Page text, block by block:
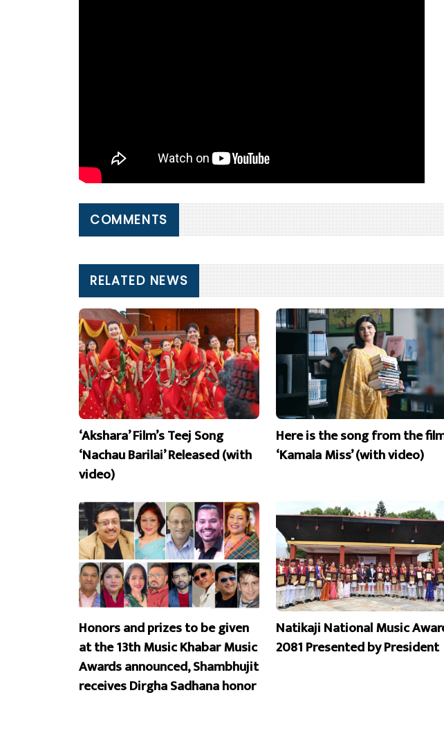
COMMENTS
RELATED NEWS
‘Akshara’ Film’s Teej Song
‘Nachau Barilai’ Released (with
video)
Here is the song from the
‘Kamala Miss’ (with video)
Honors and prizes to be given
at the 13th Music Khabar Music
Awards announced, Shambhujit
receives Dirgha Sadhana honor
Natikaji National Music
2081 Presented by President